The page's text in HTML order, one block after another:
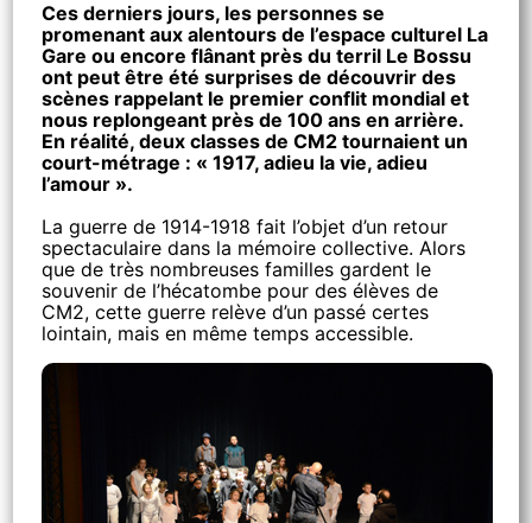
Ces derniers jours, les personnes se
promenant aux alentours de l’espace culturel La
Gare ou encore flânant près du terril Le Bossu
ont peut être été surprises de découvrir des
scènes rappelant le premier conflit mondial et
nous replongeant près de 100 ans en arrière.
En réalité, deux classes de CM2 tournaient un
court-métrage : « 1917, adieu la vie, adieu
l’amour ».
La guerre de 1914-1918 fait l’objet d’un retour
spectaculaire dans la mémoire collective. Alors
que de très nombreuses familles gardent le
souvenir de l’hécatombe pour des élèves de
CM2, cette guerre relève d’un passé certes
lointain, mais en même temps accessible.